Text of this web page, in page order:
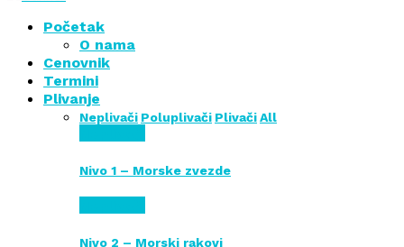
Početak
O nama
Cenovnik
Termini
Plivanje
Neplivači Poluplivači PlivačiAll
Nivo 1 – Morske zvezde
Nivo 2 – Morski rakovi